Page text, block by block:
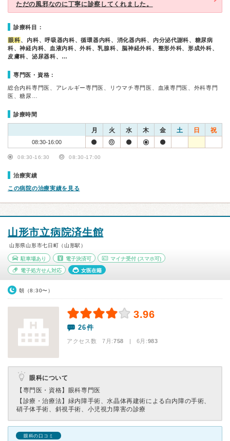
ただの風邪なのに丁寧に診察してくれました。
診療科目：
眼科、内科、呼吸器内科、循環器内科、消化器内科、内分泌代謝科、糖尿病
科、神経内科、血液内科、外科、乳腺科、脳神経外科、整形外科、形成外科、
皮膚科、泌尿器科、…
専門医・資格：
総合内科専門医、アレルギー専門医、リウマチ専門医、血液専門医、外科専門
医、糖尿…
診療時間
月 火 水 木 金 土 日 祝
08:30-16:00
08:30-16:30 08:30-17:00
治療実績
この病院の治療実績を見る
山形市立病院済生館
山形県山形市七日町（山形駅）
駐車場あり 電子決済可 マイナ受付 (スマホ可)
電子処方せん対応 女医在籍
朝（8:30〜）
3.96
26件
アクセス数 7月:758 | 6月:983
眼科について
【専門医・資格】 眼科専門医
【診療・治療法】 緑内障手術、水晶体再建術による白内障の手術、
硝子体手術、斜視手術、小児視力障害の診療
眼科の口コミ